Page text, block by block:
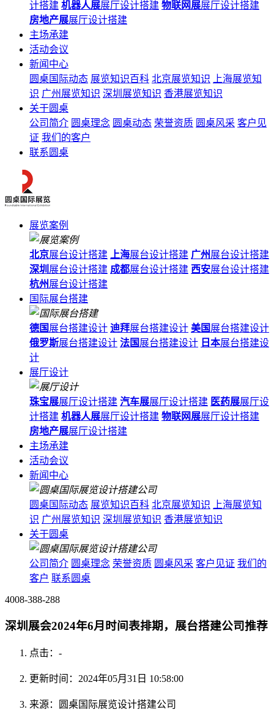
计搭建 机器人展展厅设计搭建 物联网展展厅设计搭建
房地产展展厅设计搭建
主场承建
活动会议
新闻中心
圆桌国际动态 展览知识百科 北京展览知识
上海展览知
识 广州展览知识 深圳展览知识 香港展览知识
关于圆桌
公司简介 圆桌理念 圆桌动态 荣誉资质 圆桌风采 客户见
证 我们的客户
联系圆桌
展览案例
北京展台设计搭建 上海展台设计搭建 广州展台设计搭建
深圳 展台设计搭建 成都展台设计搭建 西安展台设计搭建
杭州展台设计搭建
国际展台搭建
德国 展台搭建设计 迪拜展台搭建设计 美国 展台搭建设计
俄罗斯展台搭建设计 法国 展台搭建设计 日本展台搭建设
计
展厅设计
珠宝展展厅设计搭建 汽车展展厅设计搭建 医药展展厅设
计搭建 机器人展展厅设计搭建 物联网展展厅设计搭建
房地产展展厅设计搭建
主场承建
活动会议
新闻中心
圆桌国际动态 展览知识百科 北京展览知识
上海展览知
识 广州展览知识 深圳展览知识 香港展览知识
关于圆桌
公司简介 圆桌理念 荣誉资质 圆桌风采 客户见证 我们的
客户 联系圆桌
4008-388-288
深圳展会2024年6月时间表排期，展台搭建公司推荐
点击： -
更新时间：2024年05月31日 10:58:00
来源：圆桌国际展览设计搭建公司